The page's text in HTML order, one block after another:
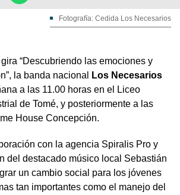
Fotografía: Cedida Los Necesarios
“Descubriendo las emociones y
la banda nacional
Los Necesarios
a las 11.00 horas en el Liceo
de Tomé, y posteriormente a las
House Concepción.
con la agencia Spiralis Pro y
del destacado músico local Sebastián
un cambio social para los jóvenes
tan importantes como el manejo del